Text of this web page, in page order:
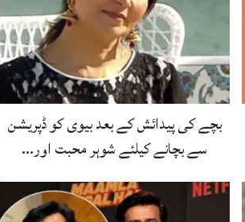
بچے کی پیدائش کے بعد بیوی کو ڈپریشن
سے بچانے کیلئے شوہر محبت اور…